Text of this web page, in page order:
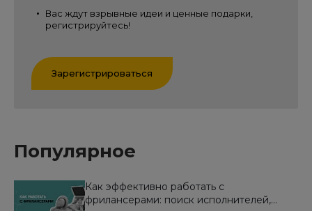
Вас ждут взрывные идеи и ценные подарки,
регистрируйтесь!
Зарегистрироваться
Популярное
Как эффективно работать с
фрилансерами: поиск исполнителей,